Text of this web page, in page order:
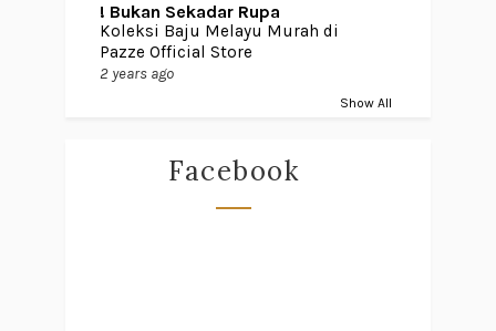
! Bukan Sekadar Rupa
Koleksi Baju Melayu Murah di
Pazze Official Store
2 years ago
Show All
Facebook